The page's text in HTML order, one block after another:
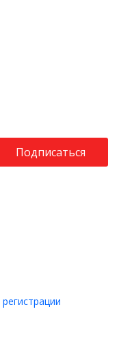
Подписаться
регистрации